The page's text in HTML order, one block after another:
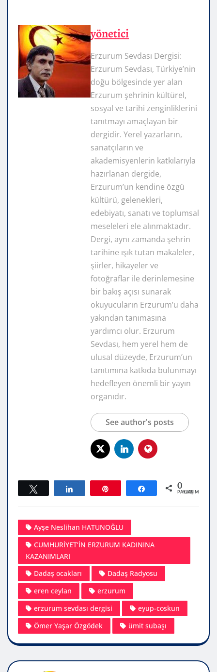
yönetici
Erzurum Sevdası Dergisi:
Erzurum Sevdası, Türkiye’nin
doğu bölgesinde yer alan
Erzurum şehrinin kültürel,
sosyal ve tarihi zenginliklerini
tanıtmayı amaçlayan bir
dergidir. Yerel yazarların,
sanatçıların ve
akademisyenlerin katkılarıyla
hazırlanan dergide,
Erzurum’un kendine özgü
kültürü, gelenekleri,
edebiyatı, sanatı ve toplumsal
meseleleri ele alınmaktadır.
Dergi, aynı zamanda şehrin
tarihine ışık tutan makaleler,
şiirler, hikayeler ve
fotoğraflar ile derinlemesine
bir bakış açısı sunarak
okuyucuların Erzurum’u daha
yakından tanımasına
yardımcı olur. Erzurum
Sevdası, hem yerel hem de
ulusal düzeyde, Erzurum’un
tanıtımına katkıda bulunmayı
hedefleyen önemli bir yayın
organıdır.
See author's posts
Tweetle Paylaş 0
PAYLAŞIMLAR
Ayşe Neslihan HATUNOĞLU
CUMHURİYET’İN ERZURUM KADININA
KAZANIMLARI
Dadaş ocakları
Dadaş Radyosu
eren ceylan
erzurum
erzurum sevdası dergisi
eyup-coskun
Ömer Yaşar Özgödek
ümit subaşı